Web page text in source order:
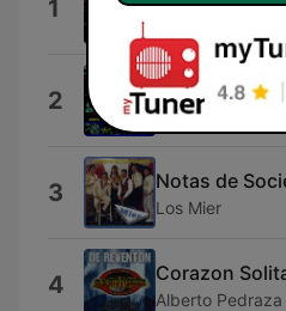
1
2 Ingrata Suerte
Masizzo
3 Notas de
Los Mier
4 Corazon
Alberto Pedraza